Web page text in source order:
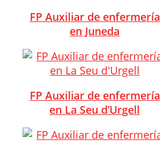
FP Auxiliar de enfermería
en Juneda
FP Auxiliar de enfermería
en La Seu d’Urgell